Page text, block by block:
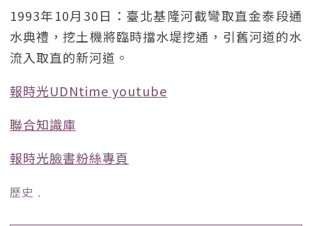
1993年10月30日：臺北基隆河截彎取直金泰段通
水典禮，挖土機將臨時擋水堤挖通，引舊河道的水
流入取直的新河道。
報時光UDNtime youtube
聯合知識庫
報時光臉書粉絲專頁
歷史 ﹒